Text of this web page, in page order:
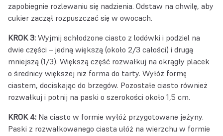
zapobiegnie rozlewaniu się nadzienia. Odstaw na chwilę, aby
cukier zaczął rozpuszczać się w owocach.
KROK 3: Wyjmij schłodzone ciasto z lodówki i podziel na
dwie części – jedną większą (około 2/3 całości) i drugą
mniejszą (1/3). Większą część rozwałkuj na okrągły placek
o średnicy większej niż forma do tarty. Wyłóż formę
ciastem, dociskając do brzegów. Pozostałe ciasto również
rozwałkuj i potnij na paski o szerokości około 1,5 cm.
KROK 4: Na ciasto w formie wyłóż przygotowane jeżyny.
Paski z rozwałkowanego ciasta ułóż na wierzchu w formie